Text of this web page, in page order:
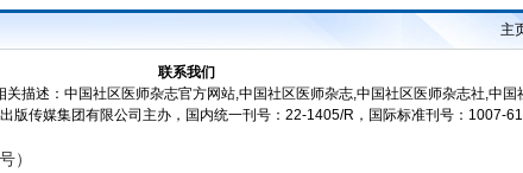
主
联系我们
关描述：中国社区医师杂志官方网站,中国社区医师杂志,中国社区医师杂志社,中国
版传媒集团有限公司主办，国内统一刊号：22-1405/R，国际标准刊号：1007-
）